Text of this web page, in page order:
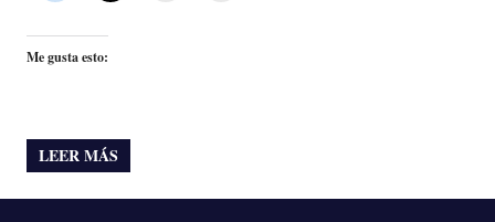
Me gusta esto:
LEER MÁS